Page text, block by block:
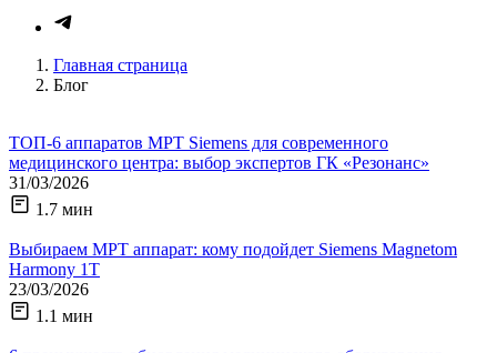
Главная страница
Блог
ТОП-6 аппаратов МРТ Siemens для современного
медицинского центра: выбор экспертов ГК «Резонанс»
31/03/2026
1.7 мин
Выбираем МРТ аппарат: кому подойдет Siemens Magnetom
Harmony 1Т
23/03/2026
1.1 мин